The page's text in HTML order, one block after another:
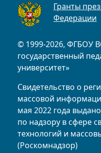
© 1999-2026, ФГБОУ
государственный
университет»
Свидетельство о
массовой
мая 2022 года
по надзору в сфере
технологий и
(Роскомнадзор)
Гранты
Федерации